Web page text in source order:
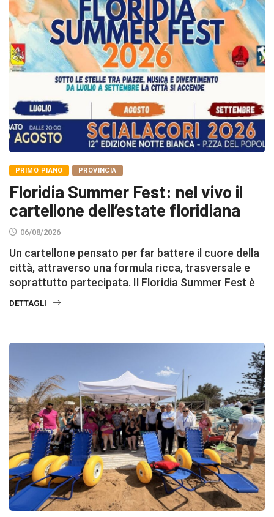
PRIMO PIANO PROVINCIA
Floridia Summer Fest: nel vivo il
cartellone dell’estate floridiana
06/08/2026
Un cartellone pensato per far battere il cuore della
città, attraverso una formula ricca, trasversale e
soprattutto partecipata. Il Floridia Summer Fest è
DETTAGLI